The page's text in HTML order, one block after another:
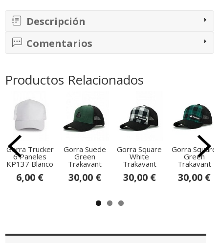
Descripción
Comentarios
Productos Relacionados
Gorra Trucker
6 Paneles
KP137 Blanco
6,00 €
Gorra Suede
Green
Trakavant
30,00 €
Gorra Square
White
Trakavant
30,00 €
Gorra Square
Green
Trakavant
30,00 €